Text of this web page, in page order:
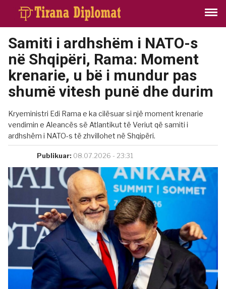
Samiti i ardhshëm i NATO-s
në Shqipëri, Rama: Moment
krenarie, u bë i mundur pas
shumë vitesh punë dhe durim
Kryeministri Edi Rama e ka cilësuar si një moment krenarie
vendimin e Aleancës së Atlantikut të Veriut që samiti i
ardhshëm i NATO-s të zhvillohet në Shqipëri.
Publikuar: 08.07.2026 - 23:31